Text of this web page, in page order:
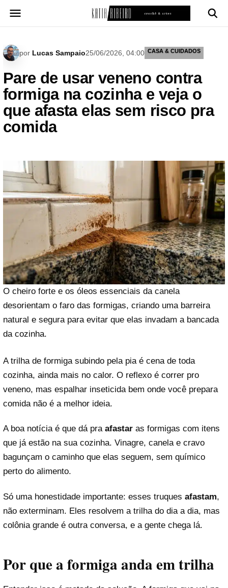
para
por Lucas Sampaio25/06/2026, 04:00 CASA & CUIDADOS
Pare de usar veneno contra
formiga na cozinha e veja o
que afasta elas sem risco pra
comida
O cheiro forte e os óleos essenciais da canela
desorientam o faro das formigas, criando uma barreira
natural e segura para evitar que elas invadam a bancada
da cozinha.
A trilha de formiga subindo pela pia é cena de toda
cozinha, ainda mais no calor. O reflexo é correr pro
veneno, mas espalhar inseticida bem onde você prepara
comida não é a melhor ideia.
A boa notícia é que dá pra afastar as formigas com itens
que já estão na sua cozinha. Vinagre, canela e cravo
bagunçam o caminho que elas seguem, sem químico
perto do alimento.
Só uma honestidade importante: esses truques afastam,
não exterminam. Eles resolvem a trilha do dia a dia, mas
colônia grande é outra conversa, e a gente chega lá.
Por que a formiga anda em trilha